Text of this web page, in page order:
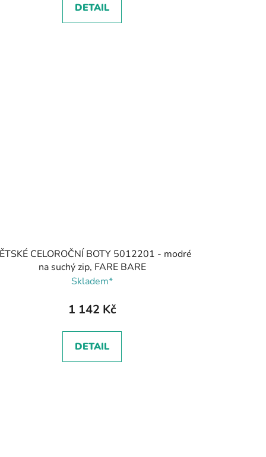
DETAIL
CELOROČNÍ BOTY 5012201 - modré
na suchý zip, FARE BARE
Skladem*
1 142 Kč
DETAIL